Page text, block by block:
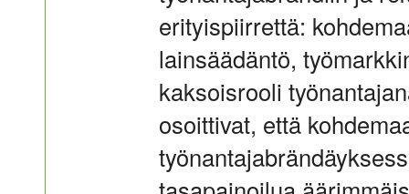
erityispiirrettä:
lainsäädäntö,
kaksoisrooli
osoittivat, että